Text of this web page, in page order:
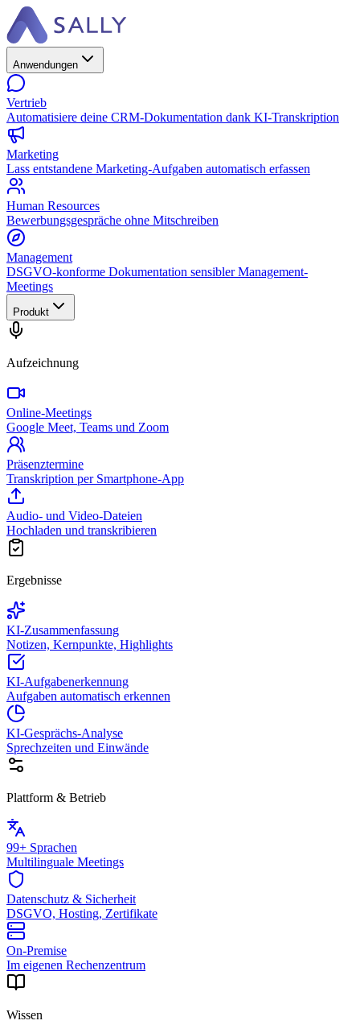
Anwendungen
Vertrieb
Automatisiere deine CRM-Dokumentation dank KI-Transkription
Marketing
Lass entstandene Marketing-Aufgaben automatisch erfassen
Human Resources
Bewerbungsgespräche ohne Mitschreiben
Management
DSGVO-konforme Dokumentation sensibler Management-
Meetings
Produkt
Aufzeichnung
Online-Meetings
Google Meet, Teams und Zoom
Präsenztermine
Transkription per Smartphone-App
Audio- und Video-Dateien
Hochladen und transkribieren
Ergebnisse
KI-Zusammenfassung
Notizen, Kernpunkte, Highlights
KI-Aufgabenerkennung
Aufgaben automatisch erkennen
KI-Gesprächs-Analyse
Sprechzeiten und Einwände
Plattform & Betrieb
99+ Sprachen
Multilinguale Meetings
Datenschutz & Sicherheit
DSGVO, Hosting, Zertifikate
On-Premise
Im eigenen Rechenzentrum
Wissen